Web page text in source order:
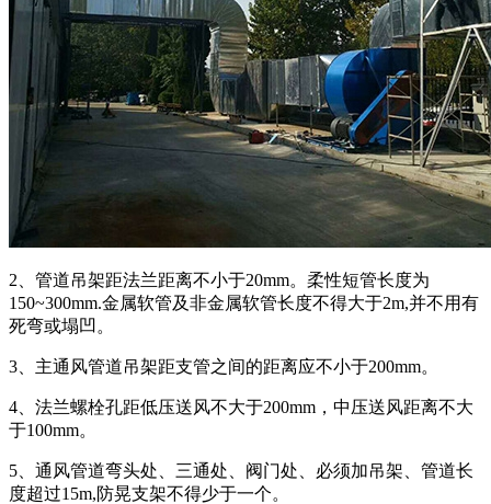
2、管道吊架距法兰距离不小于20mm。柔性短管长度为
150~300mm.金属软管及非金属软管长度不得大于2m,并不用有
死弯或塌凹。
3、主通风管道吊架距支管之间的距离应不小于200mm。
4、法兰螺栓孔距低压送风不大于200mm，中压送风距离不大
于100mm。
5、通风管道弯头处、三通处、阀门处、必须加吊架、管道长
度超过15m,防晃支架不得少于一个。